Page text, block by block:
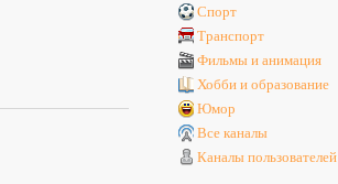
Спорт
Транспорт
Фильмы и анимация
Хобби и образование
Юмор
Все каналы
Каналы пользователей